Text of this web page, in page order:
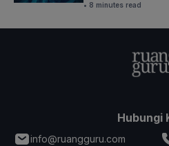
• 8 minutes read
Hubungi
info@ruangguru.com